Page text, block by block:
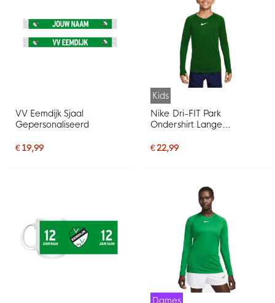
VV Eemdijk Sjaal
Gepersonaliseerd
€ 19,99
Kids
Nike Dri-FIT Park
Ondershirt Lange
€ 22,99
Dames